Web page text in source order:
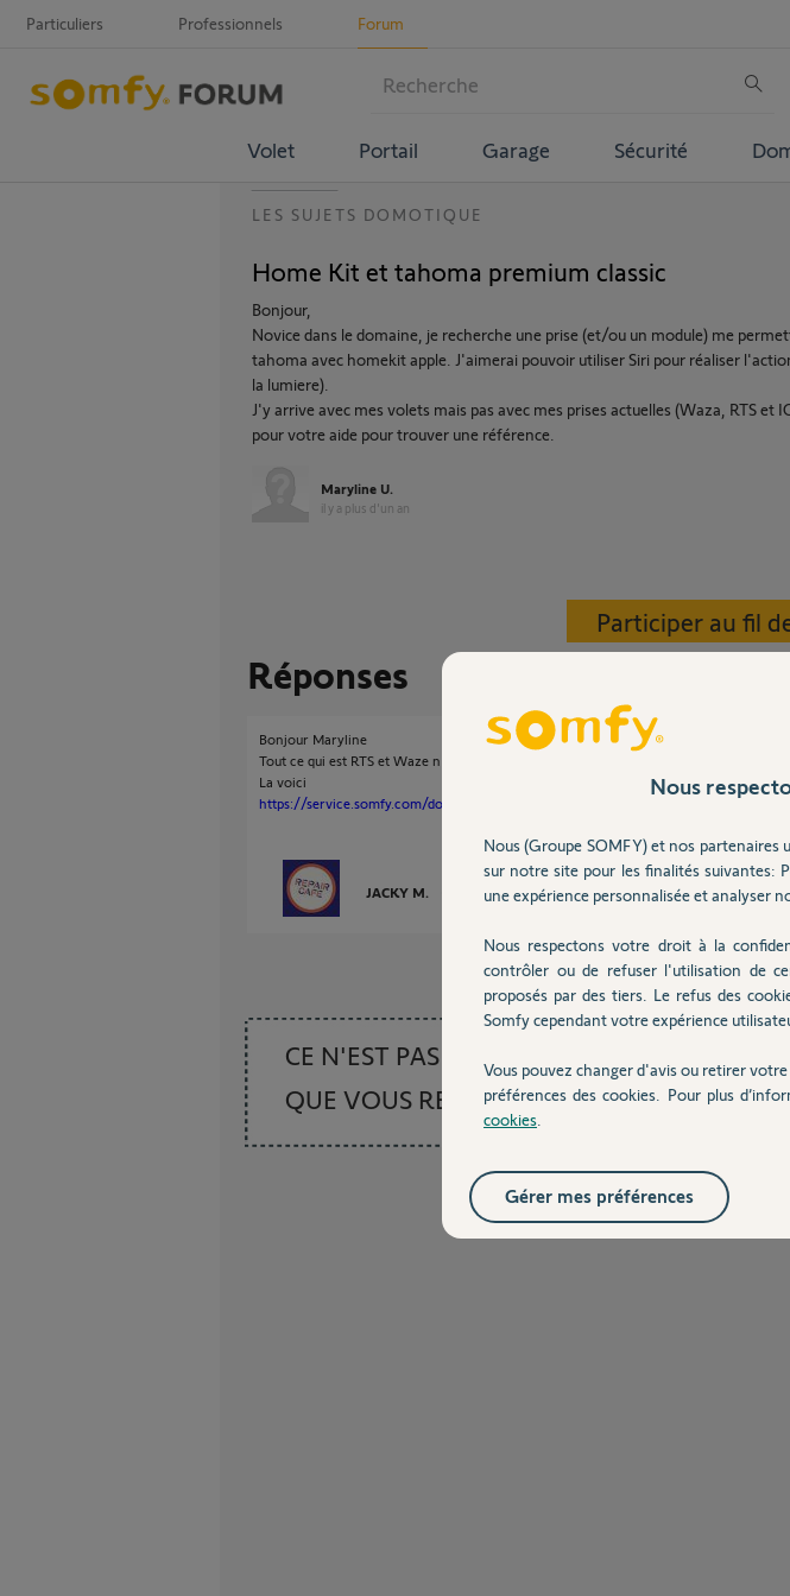
Particuliers Professionnels Forum
Volet Portail Garage Sécurité
LES SUJETS DOMOTIQUE
Home Kit et tahoma premium classic
Bonjour,
Novice dans le domaine, je recherche une prise (et/ou un module) me
tahoma avec homekit apple. J'aimerai pouvoir utiliser Siri pour réaliser
la lumiere).
J'y arrive avec mes volets mais pas avec mes prises actuelles (Waza, RTS et
pour votre aide pour trouver une référence.
Maryline U.
il y a plus d'un an
Participer au fil
Réponses
Bonjour Maryline
Tout ce qui est RTS et Waze n'est pas compatible Homekit et sur IO la liste est
La voici
https://service.somfy.com/downloads/fr_v5/fiche-partenair...
JACKY M. il y a plus d'un an
CE N'EST PAS CE
QUE VOUS RECHERCHEZ
Posez
Nous
Nous (Groupe SOMFY) et nos partenaires
sur notre site pour les finalités suivantes:
une expérience personnalisée et analyser
Nous respectons votre droit à la
contrôler ou de refuser l'utilisation de
proposés par des tiers. Le refus des
Somfy cependant votre expérience
Vous pouvez changer d'avis ou retirer
préférences des cookies. Pour plus
cookies
Gérer mes préférences